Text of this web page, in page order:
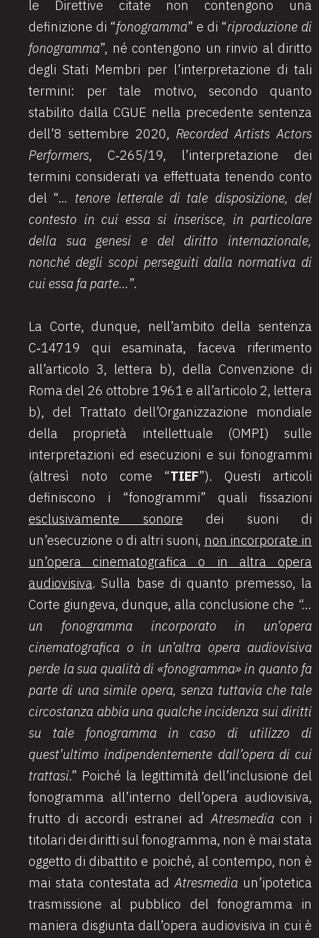
le Direttive citate non contengono una
definizione di “fonogramma” e di “riproduzione di
fonogramma”, né contengono un rinvio al diritto
degli Stati Membri per l’interpretazione di tali
termini: per tale motivo, secondo quanto
stabilito dalla CGUE nella precedente sentenza
dell’8 settembre 2020, Recorded Artists Actors
Performers, C‑265/19, l’interpretazione dei
termini considerati va effettuata tenendo conto
del “… tenore letterale di tale disposizione, del
contesto in cui essa si inserisce, in particolare
della sua genesi e del diritto internazionale,
nonché degli scopi perseguiti dalla normativa di
cui essa fa parte…”.
La Corte, dunque, nell’ambito della sentenza
C‑14719 qui esaminata, faceva riferimento
all’articolo 3, lettera b), della Convenzione di
Roma del 26 ottobre 1961 e all’articolo 2, lettera
b), del Trattato dell’Organizzazione mondiale
della proprietà intellettuale (OMPI) sulle
interpretazioni ed esecuzioni e sui fonogrammi
(altresì noto come “TIEF”). Questi articoli
definiscono i “fonogrammi” quali fissazioni
esclusivamente sonore dei suoni di
un’esecuzione o di altri suoni, non incorporate in
un’opera cinematografica o in altra opera
audiovisiva. Sulla base di quanto premesso, la
Corte giungeva, dunque, alla conclusione che “…
un fonogramma incorporato in un’opera
cinematografica o in un’altra opera audiovisiva
perde la sua qualità di «fonogramma» in quanto fa
parte di una simile opera, senza tuttavia che tale
circostanza abbia una qualche incidenza sui diritti
su tale fonogramma in caso di utilizzo di
quest’ultimo indipendentemente dall’opera di cui
trattasi.” Poiché la legittimità dell’inclusione del
fonogramma all’interno dell’opera audiovisiva,
frutto di accordi estranei adAtresmediacon i
titolari dei diritti sul fonogramma, non è mai stata
oggetto di dibattito e poiché, al contempo, non è
mai stata contestata adAtresmedia un’ipotetica
trasmissione al pubblico del fonogramma in
maniera disgiunta dall’opera audiovisiva in cui è